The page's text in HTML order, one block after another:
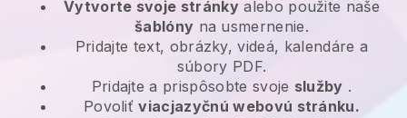
Vytvorte svoje stránkyalebo použite naše
šablóny na usmernenie.
Pridajte text, obrázky, videá, kalendáre a
súbory PDF.
Pridajte a prispôsobte svoje služby .
Povoliťviacjazyčnú webovú stránku.